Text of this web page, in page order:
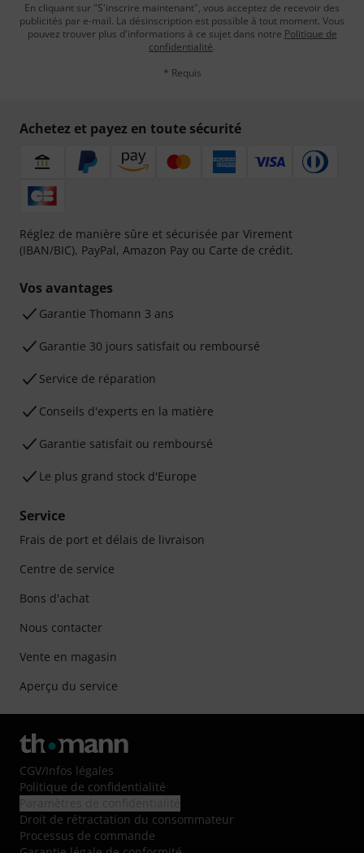
En cliquant sur "S'inscrire maintenant", vous acceptez de recevoir des
publicités par e-mail. La désinscription est possible à tout moment. Vous
pouvez trouver plus d'informations à ce sujet dans notre Politique de
confidentialité.
* Requis
Achetez et payez en toute sécurité
Réglez de manière sûre et sécurisée par Virement
(IBAN/BIC), PayPal, Amazon Pay ou Carte de crédit.
Vos avantages
Ga­ran­tie Thomann 3 ans
Garantie 30 jours satisfait ou remboursé
Service de réparation
Conseils d'experts en la matière
Garantie satisfait ou remboursé
Le plus grand stock d'Europe
Service
Frais de port et délais de livraison
Centre de service
Bons d'achat
Nous contacter
Vente en magasin
Aperçu du service
CGV/Infos légales
Politique de confidentialité
Droit de rétractation du consommateur
Processus de commande